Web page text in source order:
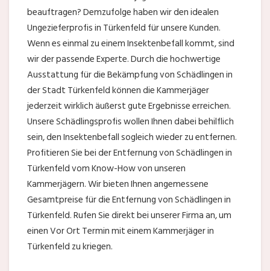
beauftragen? Demzufolge haben wir den idealen
Ungezieferprofis in Türkenfeld für unsere Kunden.
Wenn es einmal zu einem Insektenbefall kommt, sind
wir der passende Experte. Durch die hochwertige
Ausstattung für die Bekämpfung von Schädlingen in
der Stadt Türkenfeld können die Kammerjäger
jederzeit wirklich äußerst gute Ergebnisse erreichen.
Unsere Schädlingsprofis wollen Ihnen dabei behilflich
sein, den Insektenbefall sogleich wieder zu entfernen.
Profitieren Sie bei der Entfernung von Schädlingen in
Türkenfeld vom Know-How von unseren
Kammerjägern. Wir bieten Ihnen angemessene
Gesamtpreise für die Entfernung von Schädlingen in
Türkenfeld. Rufen Sie direkt bei unserer Firma an, um
einen Vor Ort Termin mit einem Kammerjäger in
Türkenfeld zu kriegen.